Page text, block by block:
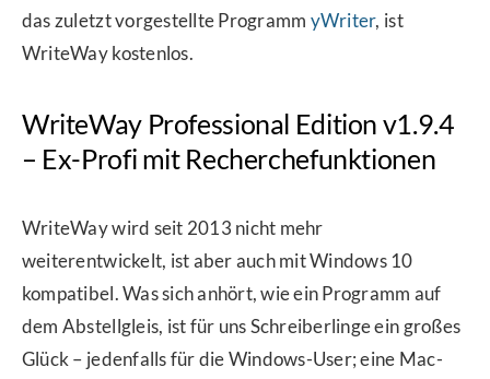
das zuletzt vorgestellte Programm yWriter, ist
WriteWay kostenlos.
WriteWay Professional Edition v1.9.4
– Ex-Profi mit Recherchefunktionen
WriteWay wird seit 2013 nicht mehr
weiterentwickelt, ist aber auch mit Windows 10
kompatibel. Was sich anhört, wie ein Programm auf
dem Abstellgleis, ist für uns Schreiberlinge ein großes
Glück – jedenfalls für die Windows-User; eine Mac-